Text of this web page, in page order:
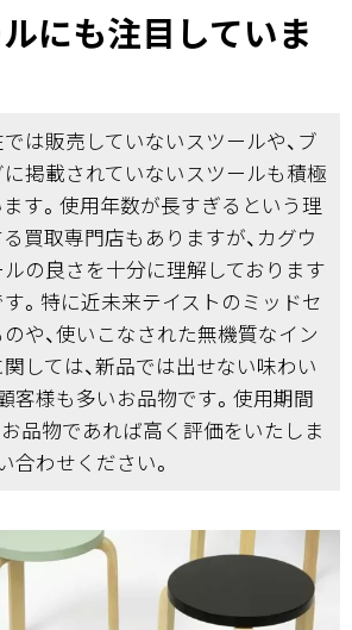
にも注目していま
は販売していないスツールや、ブ
掲載されていないスツールも積極
す。使用年数が長すぎるという理
買取専門店もありますが、カグウ
の良さを十分に理解しております
。特に近未来テイストのミッドセ
や、使いこなされた無機質なイン
しては、新品では出せない味わい
客様も多いお品物です。使用期間
品物であれば高く評価をいたしま
合わせください。